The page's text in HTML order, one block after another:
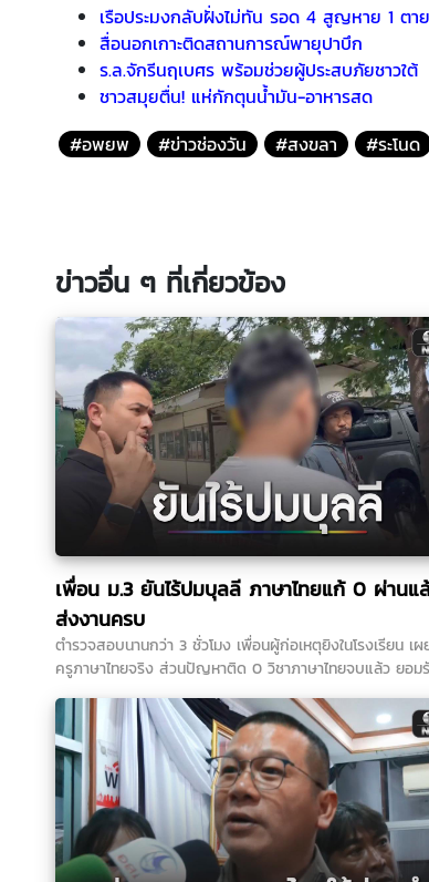
เรือประมงกลับฝั่งไม่ทัน รอด 4 สูญหาย 1 ตา
สื่อนอกเกาะติดสถานการณ์พายุปาบึก
ร.ล.จักรีนฤเบศร พร้อมช่วยผู้ประสบภัยชาวใต้
ชาวสมุยตื่น! แห่กักตุนน้ำมัน-อาหารสด
#อพยพ
#ข่าวช่องวัน #สงขลา #ระโนด
ข่าวอื่น ๆ ที่เกี่ยวข้อง
เพื่อน ม.3 ยันไร้ปมบุลลี ภาษาไทยแก้ 0 ผ่านแ
ส่งงานครบ
ตำรวจสอบนานกว่า 3 ชั่วโมง เพื่อนผู้ก่อเหตุยิงในโรงเรียน เ
ครูภาษาไทยจริง ส่วนปัญหาติด 0 วิชาภาษาไทยจบแล้ว ยอมรั
การกลั่นแกล้งในห้องเรียน...